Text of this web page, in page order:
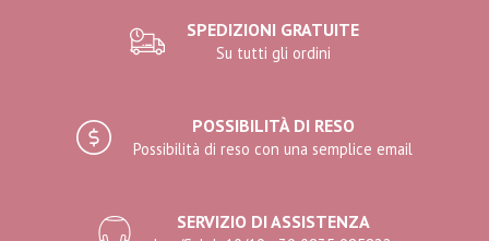
SPEDIZIONI GRATUITE
Su tutti gli ordini
POSSIBILITÀ DI RESO
Possibilità di reso con una semplice email
SERVIZIO DI ASSISTENZA